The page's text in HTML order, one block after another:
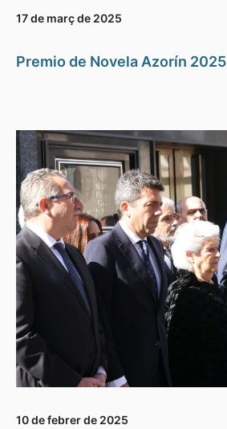
17 de març de 2025
Premio de Novela Azorín 2025
10 de febrer de 2025